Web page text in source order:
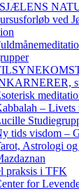
ved
– Livets
tids visdom –
Astrologi
praksis i TFK
for